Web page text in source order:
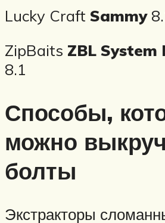
Lucky Craft Sammy
ZipBaits ZBL System
8.1
Способы,
можно
болты
Экстракторы